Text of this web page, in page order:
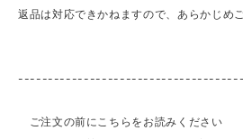
返品は対応できかねますので、あらかじめ
ご注文の前にこちらをお読みください